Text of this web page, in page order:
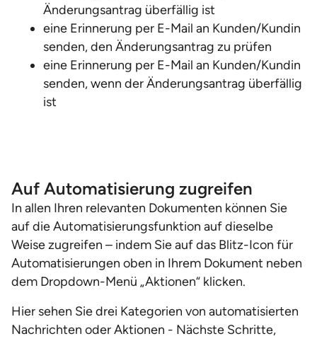
Änderungsantrag überfällig ist
eine Erinnerung per E-Mail an Kunden/Kundin
senden, den Änderungsantrag zu prüfen
eine Erinnerung per E-Mail an Kunden/Kundin
senden, wenn der Änderungsantrag überfällig
ist
Auf Automatisierung zugreifen
In allen Ihren relevanten Dokumenten können Sie
auf die Automatisierungsfunktion auf dieselbe
Weise zugreifen – indem Sie auf das Blitz-Icon für
Automatisierungen oben in Ihrem Dokument neben
dem Dropdown-Menü „Aktionen“ klicken.
Hier sehen Sie drei Kategorien von automatisierten
Nachrichten oder Aktionen - Nächste Schritte,